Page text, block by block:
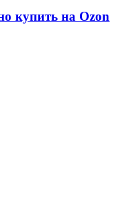
купить на Ozon